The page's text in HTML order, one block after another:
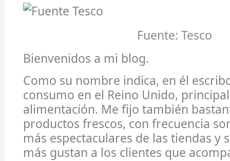
Fuente: Tesco
Bienvenidos a mi blog.
Como su nombre indica, en él
consumo en el Reino Unido,
alimentación. Me fijo también
productos frescos, con frecuencia
más espectaculares de las tiendas y
más gustan a los clientes que